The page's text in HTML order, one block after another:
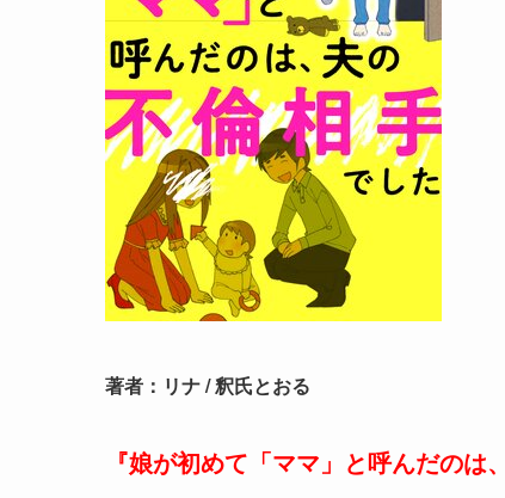
著者：リナ / 釈氏とおる
『娘が初めて「ママ」と呼んだのは